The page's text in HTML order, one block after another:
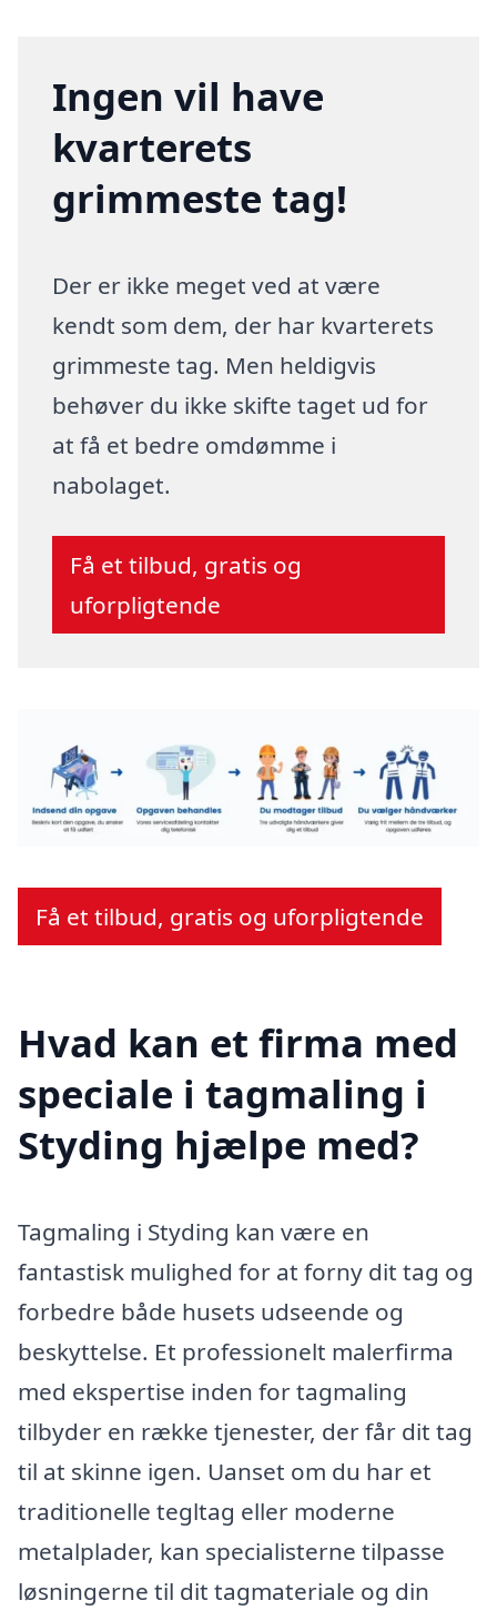
Ingen vil have
kvarterets
grimmeste tag!
Der er ikke meget ved at være
kendt som dem, der har kvarterets
grimmeste tag. Men heldigvis
behøver du ikke skifte taget ud for
at få et bedre omdømme i
nabolaget.
Få et tilbud, gratis og
uforpligtende
Få et tilbud, gratis og uforpligtende
Hvad kan et firma med
speciale i tagmaling i
Styding hjælpe med?
Tagmaling i Styding kan være en
fantastisk mulighed for at forny dit tag og
forbedre både husets udseende og
beskyttelse. Et professionelt malerfirma
med ekspertise inden for tagmaling
tilbyder en række tjenester, der får dit tag
til at skinne igen. Uanset om du har et
traditionelle tegltag eller moderne
metalplader, kan specialisterne tilpasse
løsningerne til dit tagmateriale og din